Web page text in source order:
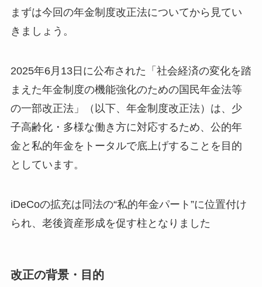
まずは今回の年金制度改正法についてから見てい
きましょう。
2025年6月13日に公布された「社会経済の変化を踏
まえた年金制度の機能強化のための国民年金法等
の一部改正法」（以下、年金制度改正法）は、少
子高齢化・多様な働き方に対応するため、公的年
金と私的年金をトータルで底上げすることを目的
としています。
iDeCoの拡充は同法の“私的年金パート”に位置付け
られ、老後資産形成を促す柱となりました
改正の背景・目的